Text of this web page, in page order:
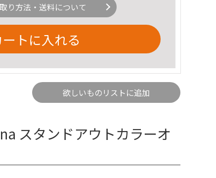
り方法・送料について
ートに入れる
欲しいものリストに追加
スタンドアウトカラーオ